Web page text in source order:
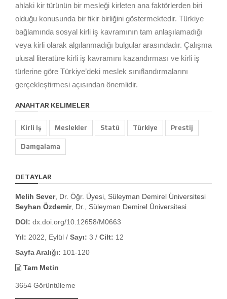
ahlaki kir türünün bir mesleği kirleten ana faktörlerden biri
olduğu konusunda bir fikir birliğini göstermektedir. Türkiye
bağlamında sosyal kirli iş kavramının tam anlaşılamadığı
veya kirli olarak algılanmadığı bulgular arasındadır. Çalışma
ulusal literatüre kirli iş kavramını kazandırması ve kirli iş
türlerine göre Türkiye’deki meslek sınıflandırmalarını
gerçekleştirmesi açısından önemlidir.
ANAHTAR KELIMELER
Kirli Iş Meslekler Statü Türkiye Prestij
Damgalama
DETAYLAR
Melih Sever, Dr. Öğr. Üyesi, Süleyman Demirel Üniversitesi
Seyhan Özdemir, Dr., Süleyman Demirel Üniversitesi
DOI: dx.doi.org/10.12658/M0663
Yıl: 2022, Eylül / Sayı: 3 / Cilt: 12
Sayfa Aralığı: 101-120
Tam Metin
3654 Görüntüleme